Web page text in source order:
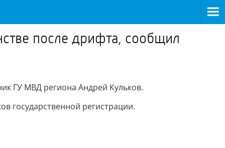
после дрифта, сообщил
ГУ МВД региона Андрей Кульков.
государственной регистрации.